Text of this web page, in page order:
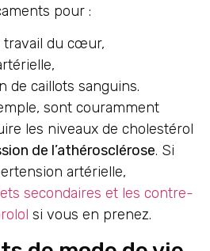
pour :
travail du cœur,
de caillots sanguins.
sont couramment
les niveaux de cholestérol
de l’athérosclérose. Si
artérielle,
secondaires et les contre-
si vous en prenez.